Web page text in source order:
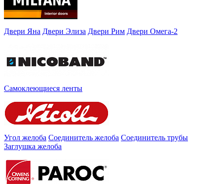
Двери Яна Двери Элиза Двери Рим Двери Омега-2
Самоклеющиеся ленты
Угол желоба Соединитель желоба Соединитель трубы
Заглушка желоба